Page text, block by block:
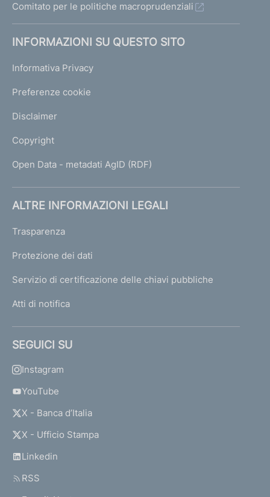
Comitato per le politiche macroprudenziali
INFORMAZIONI SU QUESTO SITO
Informativa Privacy
Preferenze cookie
Disclaimer
Copyright
Open Data - metadati AgID (RDF)
ALTRE INFORMAZIONI LEGALI
Trasparenza
Protezione dei dati
Servizio di certificazione delle chiavi pubbliche
Atti di notifica
SEGUICI SU
Instagram
YouTube
X - Banca d’Italia
X - Ufficio Stampa
Linkedin
RSS